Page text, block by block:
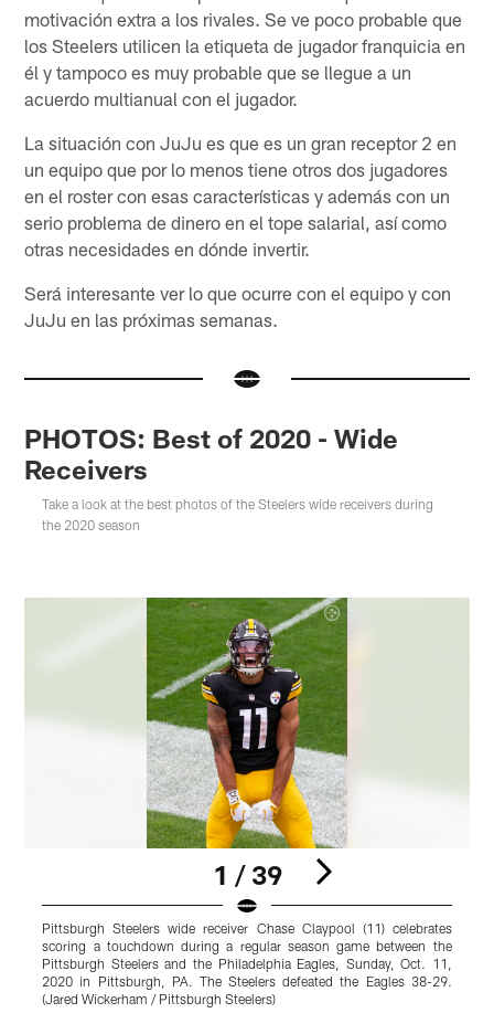
motivación extra a los rivales. Se ve poco probable que
los Steelers utilicen la etiqueta de jugador franquicia en
él y tampoco es muy probable que se llegue a un
acuerdo multianual con el jugador.
La situación con JuJu es que es un gran receptor 2 en
un equipo que por lo menos tiene otros dos jugadores
en el roster con esas características y además con un
serio problema de dinero en el tope salarial, así como
otras necesidades en dónde invertir.
Será interesante ver lo que ocurre con el equipo y con
JuJu en las próximas semanas.
PHOTOS: Best of 2020 - Wide
Receivers
Take a look at the best photos of the Steelers wide receivers during
the 2020 season
1 / 39
Pittsburgh Steelers wide receiver Chase Claypool (11) celebrates
scoring a touchdown during a regular season game between the
Pittsburgh Steelers and the Philadelphia Eagles, Sunday, Oct. 11,
2020 in Pittsburgh, PA. The Steelers defeated the Eagles 38-29.
(Jared Wickerham / Pittsburgh Steelers)